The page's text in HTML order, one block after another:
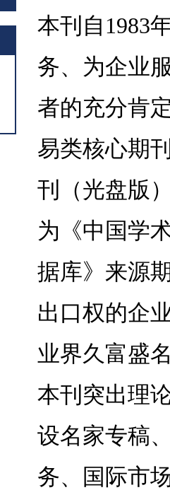
本刊自1983
务、为企业
者的充分肯
易类核心期
刊（光盘版
为《中国学
据库》来源
出口权的企
业界久富盛
本刊突出理
设名家专稿
务、国际市